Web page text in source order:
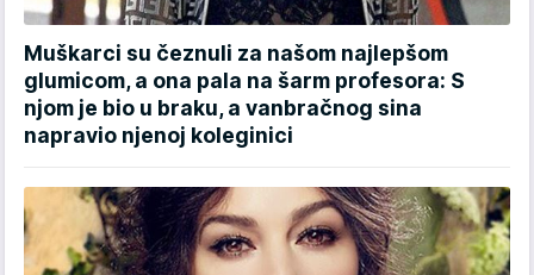
Muškarci su čeznuli za našom najlepšom
glumicom, a ona pala na šarm profesora: S
njom je bio u braku, a vanbračnog sina
napravio njenoj koleginici